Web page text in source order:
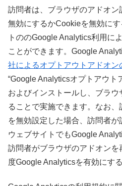
訪問者は、ブラウザのアドオ
無効にするかCookieを無効に
トののGoogle Analytics利用に
ことができます。Google
社によるオプトアウトアドオン
“Google Analyticsオプトアウト
およびインストールし、ブラ
ることで実施できます。なお
を無効設定した場合、訪問者
ウェブサイトでもGoogle
訪問者がブラウザのアドオン
度Google Analyticsを有効にす